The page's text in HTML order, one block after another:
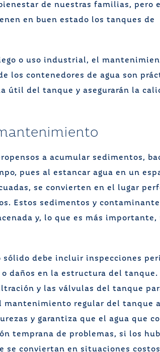
de nuestras familias, pero
en buen estado los tanques de
o uso industrial, el
los contenedores de agua son
útil del tanque y asegurarán la
a acumular sedimentos,
pues al estancar agua en un
se convierten en el lugar
Estos sedimentos y
y, lo que es más importante,
debe incluir inspecciones
daños en la estructura del tanque.
y las válvulas del tanque
mantenimiento regular del tanque
y garantiza que el agua que
temprana de problemas, si los
se conviertan en situaciones